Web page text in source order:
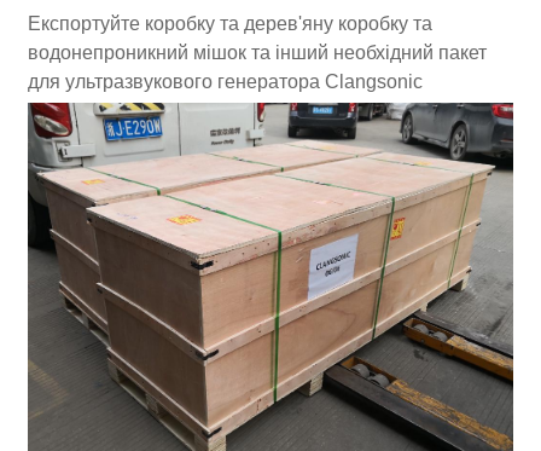
Експортуйте коробку та дерев'яну коробку та
водонепроникний мішок та інший необхідний пакет
для ультразвукового генератора Clangsonic